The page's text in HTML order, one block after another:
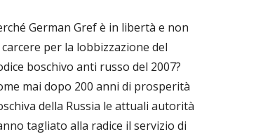
German Gref è in libertà e non
per la lobbizzazione del
boschivo anti russo del 2007?
mai dopo 200 anni di prosperità
della Russia le attuali autorità
tagliato alla radice il servizio di